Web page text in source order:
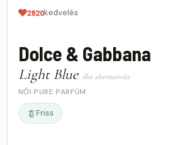
2820kedvelés
Dolce & Gabbana
Light Blue illat alternatívája
NŐI PURE PARFÜM
Friss